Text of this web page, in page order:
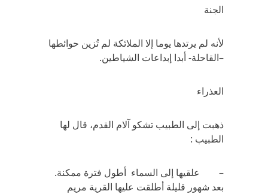
الجنة
لأنه لم يرتدها يوما إلا الملائكة لم تُزين حوائطها
–القاحلة- أبدا إبداعات الشياطين.
العذراء
ذهبت إلى الطبيب تشكو آلام القدم، قال لها
الطبيب :
– علقيها إلى السماء أطول فترة ممكنة.
بعد شهور قليلة أطلقت عليها القرية مريم